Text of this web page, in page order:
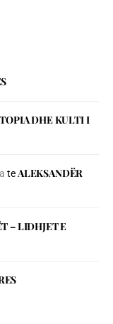
DHE KULTI I
teALEKSANDËR
– LIDHJET E